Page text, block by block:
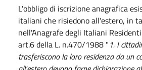
L'obbligo di iscrizione anagrafica
italiani che risiedono all'estero, in
nell'Anagrafe degli Italiani Residenti
art.6 della L. n.470/1988 "1. I
trasferiscono la loro residenza da un